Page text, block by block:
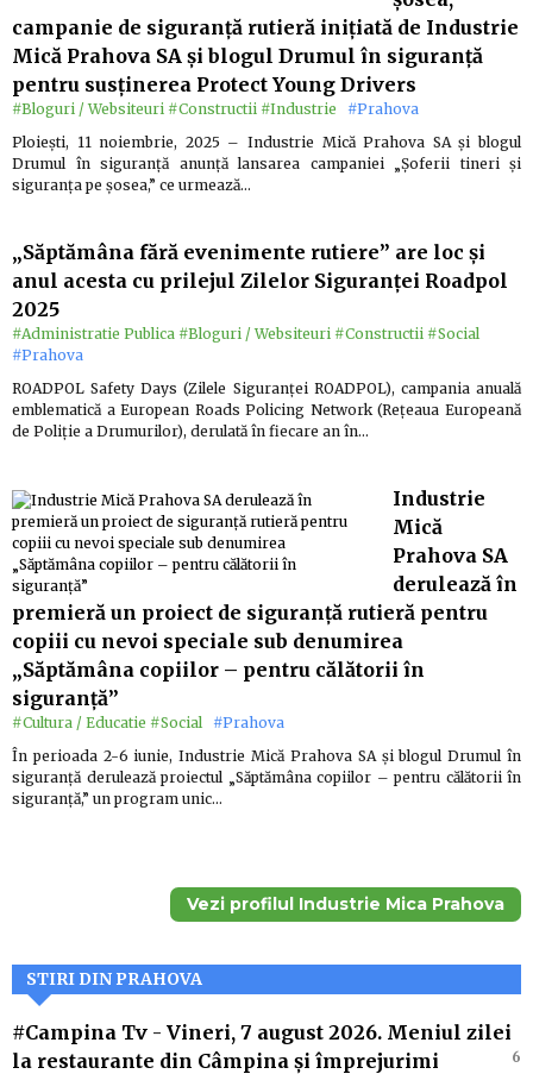
campanie de siguranță rutieră inițiată de Industrie
Mică Prahova SA și blogul Drumul în siguranță
pentru susținerea Protect Young Drivers
#Bloguri / Websiteuri #Constructii #Industrie
#Prahova
Ploiești, 11 noiembrie, 2025 – Industrie Mică Prahova SA și blogul
Drumul în siguranță anunță lansarea campaniei „Șoferii tineri și
siguranța pe șosea,” ce urmează…
„Săptămâna fără evenimente rutiere” are loc și
anul acesta cu prilejul Zilelor Siguranței Roadpol
2025
#Administratie Publica #Bloguri / Websiteuri #Constructii #Social
#Prahova
ROADPOL Safety Days (Zilele Siguranței ROADPOL), campania anuală
emblematică a European Roads Policing Network (Rețeaua Europeană
de Poliție a Drumurilor), derulată în fiecare an în…
Industrie
Mică
Prahova SA
derulează în
premieră un proiect de siguranță rutieră pentru
copiii cu nevoi speciale sub denumirea
„Săptămâna copiilor – pentru călătorii în
siguranță”
#Cultura / Educatie #Social
#Prahova
În perioada 2-6 iunie, Industrie Mică Prahova SA și blogul Drumul în
siguranță derulează proiectul „Săptămâna copiilor – pentru călătorii în
siguranță,” un program unic…
Vezi profilul Industrie Mica Prahova
STIRI DIN PRAHOVA
#Campina Tv - Vineri, 7 august 2026. Meniul zilei
la restaurante din Câmpina și împrejurimi
6